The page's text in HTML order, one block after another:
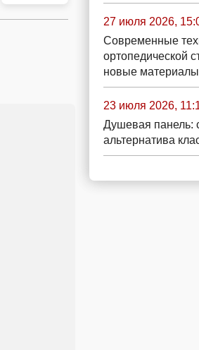
27 июля 2026,
Современные
ортопедической
новые
23 июля 2026,
Душевая панель:
альтернатива